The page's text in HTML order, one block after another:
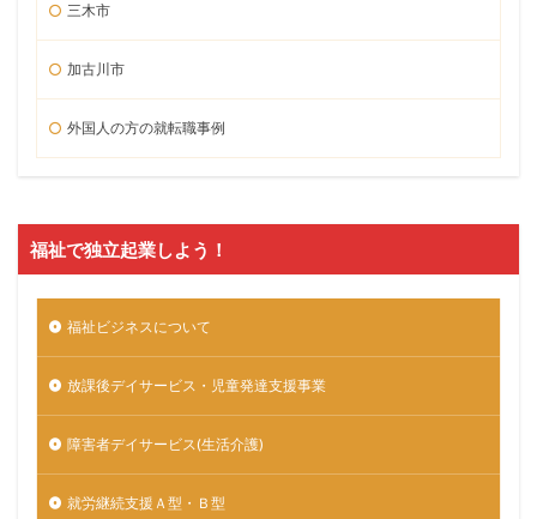
三木市
加古川市
外国人の方の就転職事例
福祉で独立起業しよう！
福祉ビジネスについて
放課後デイサービス・児童発達支援事業
障害者デイサービス(生活介護)
就労継続支援Ａ型・Ｂ型